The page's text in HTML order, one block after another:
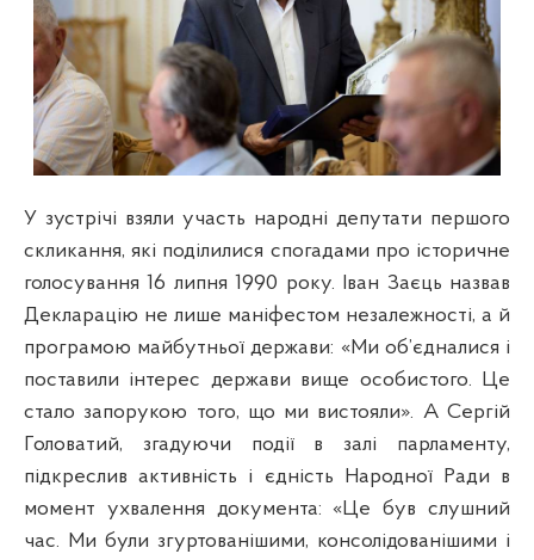
У зустрічі взяли участь народні депутати першого
скликання, які поділилися спогадами про історичне
голосування 16 липня 1990 року. Іван Заєць назвав
Декларацію не лише маніфестом незалежності, а й
програмою майбутньої держави: «Ми об’єдналися і
поставили інтерес держави вище особистого. Це
стало запорукою того, що ми вистояли». А Сергій
Головатий, згадуючи події в залі парламенту,
підкреслив активність і єдність Народної Ради в
момент ухвалення документа: «Це був слушний
час. Ми були згуртованішими, консолідованішими і